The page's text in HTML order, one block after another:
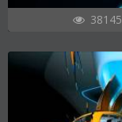
38145